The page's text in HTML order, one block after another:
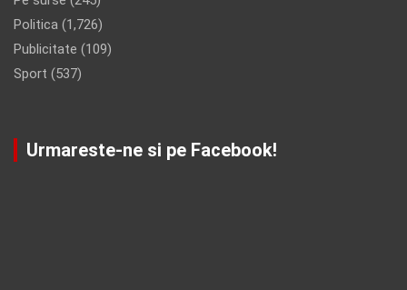
Politica (1,726)
Publicitate (109)
Sport (537)
Urmareste-ne si pe Facebook!